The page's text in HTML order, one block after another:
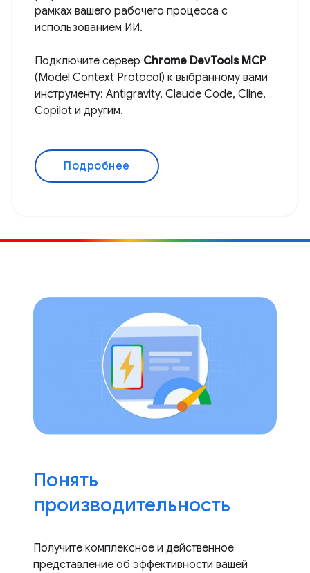
рамках вашего рабочего процесса с
использованием ИИ.
Подключите сервер Chrome DevTools MCP
(Model Context Protocol) к выбранному вами
инструменту: Antigravity, Claude Code, Cline,
Copilot и другим.
Подробнее
Понять
производительность
Получите комплексное и действенное
представление об эффективности вашей